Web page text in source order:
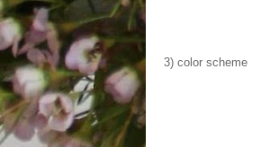
3) color scheme